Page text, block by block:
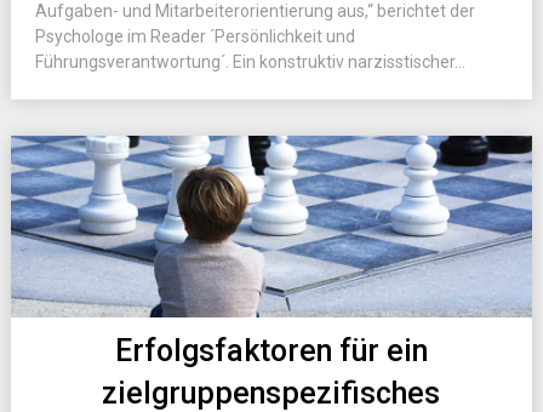
Aufgaben- und Mitarbeiterorientierung aus,“ berichtet der
Psychologe im Reader ´Persönlichkeit und
Führungsverantwortung´. Ein konstruktiv narzisstischer...
Erfolgsfaktoren für ein
zielgruppenspezifisches